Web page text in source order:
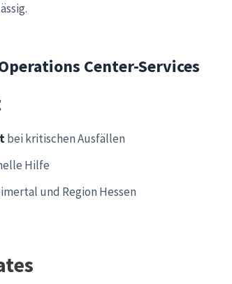
Center-Services
bei kritischen Ausfällen
Hilfe
und Region Hessen